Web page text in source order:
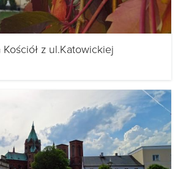
z ul.Katowickiej